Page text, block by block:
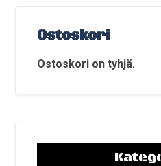
Ostoskori
Ostoskori on tyhjä.